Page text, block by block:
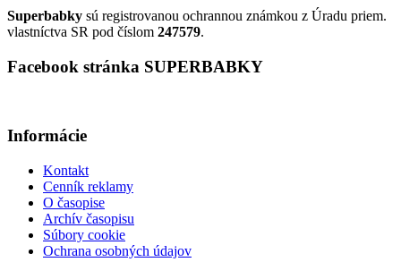
Superbabky sú registrovanou ochrannou známkou z Úradu priem.
vlastníctva SR pod číslom 247579.
Facebook stránka SUPERBABKY
Informácie
Kontakt
Cenník reklamy
O časopise
Archív časopisu
Súbory cookie
Ochrana osobných údajov